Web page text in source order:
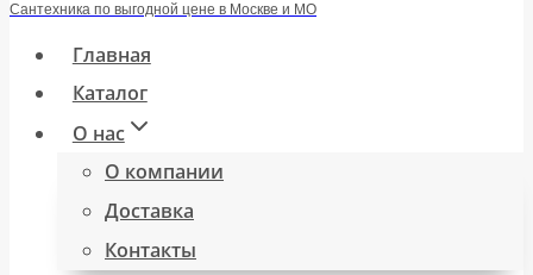
Сантехника по выгодной цене в Москве и МО
Главная
Каталог
О нас
О компании
Доставка
Контакты